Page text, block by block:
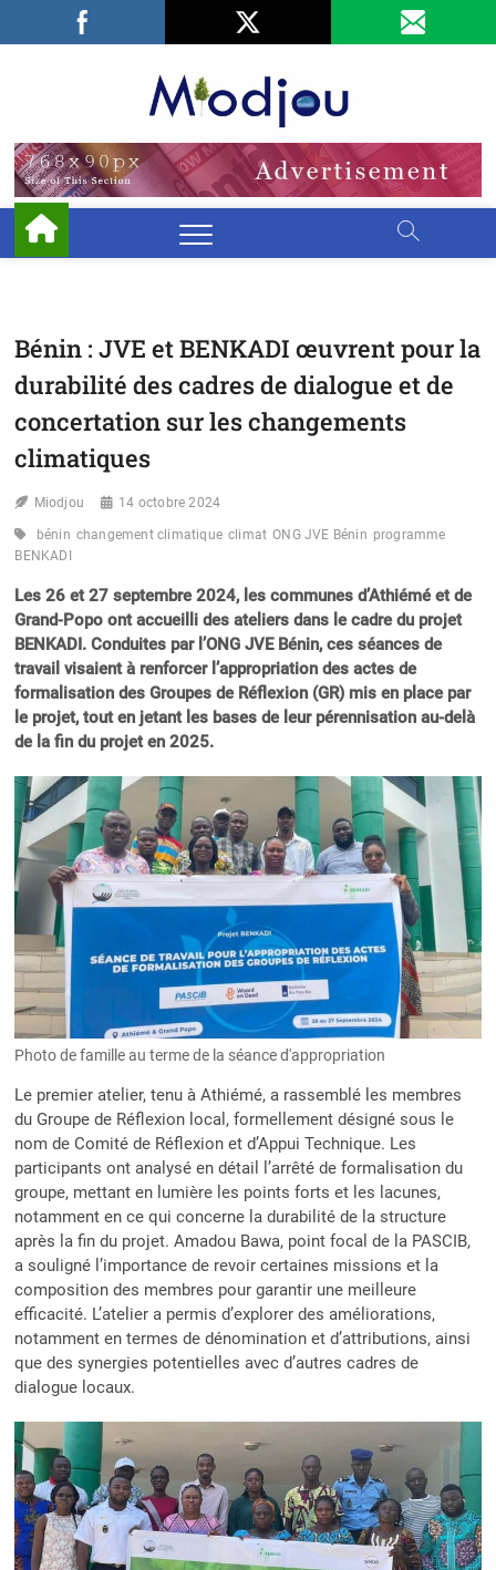
Facebook
LinkedIn
Bénin : JVE et BENKADI œuvrent pour la
durabilité des cadres de dialogue et de
concertation sur les changements
climatiques
Miodjou 14 octobre 2024
bénin changement climatique climat ONG JVE Bénin programme
BENKADI
Les 26 et 27 septembre 2024, les communes d’Athiémé et de
Grand-Popo ont accueilli des ateliers dans le cadre du projet
BENKADI. Conduites par l’ONG JVE Bénin, ces séances de
travail visaient à renforcer l’appropriation des actes de
formalisation des Groupes de Réflexion (GR) mis en place par
le projet, tout en jetant les bases de leur pérennisation au-delà
de la fin du projet en 2025.
Photo de famille au terme de la séance d'appropriation
Le premier atelier, tenu à Athiémé, a rassemblé les membres
du Groupe de Réflexion local, formellement désigné sous le
nom de Comité de Réflexion et d’Appui Technique. Les
participants ont analysé en détail l’arrêté de formalisation du
groupe, mettant en lumière les points forts et les lacunes,
notamment en ce qui concerne la durabilité de la structure
après la fin du projet. Amadou Bawa, point focal de la PASCIB,
a souligné l’importance de revoir certaines missions et la
composition des membres pour garantir une meilleure
efficacité. L’atelier a permis d’explorer des améliorations,
notamment en termes de dénomination et d’attributions, ainsi
que des synergies potentielles avec d’autres cadres de
dialogue locaux.